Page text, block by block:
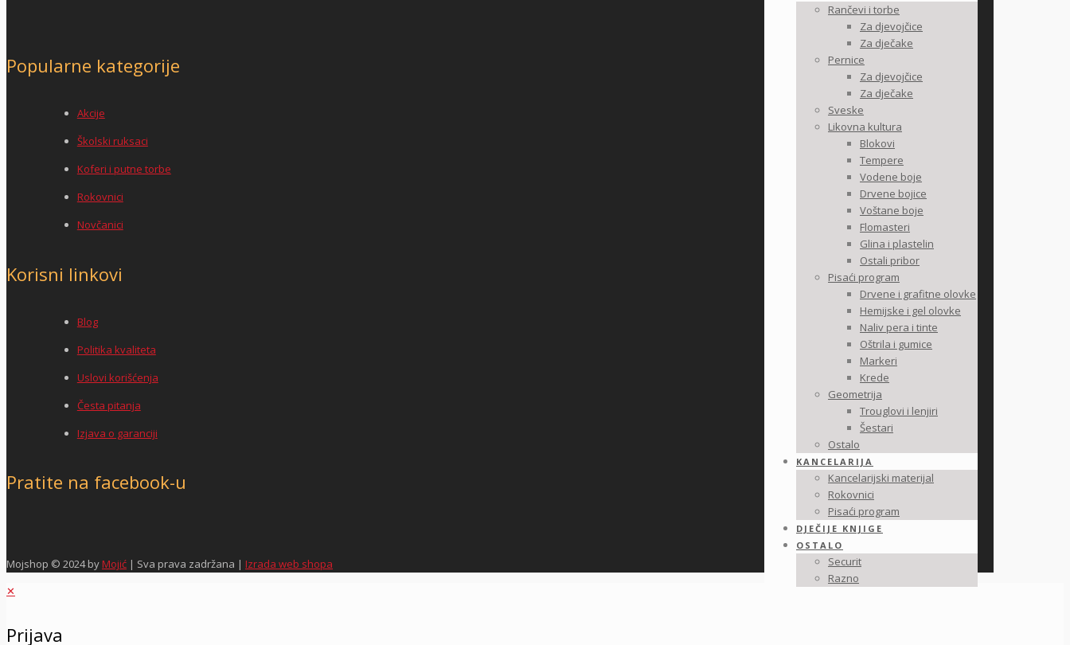
Rančevi i torbe
Za djevojčice
Za dječake
Pernice
Za djevojčice
Za dječake
Sveske
Likovna kultura
Blokovi
Tempere
Vodene boje
Drvene bojice
Voštane boje
Flomasteri
Glina i plastelin
Ostali pribor
Pisaći program
Drvene i grafitne olovke
Hemijske i gel olovke
Naliv pera i tinte
Oštrila i gumice
Markeri
Krede
Geometrija
Trouglovi i lenjiri
Šestari
Ostalo
KANCELARIJA
Kancelarijski materijal
Rokovnici
Pisaći program
DJEČIJE KNJIGE
OSTALO
Securit
Razno
Popularne kategorije
Akcije
Školski ruksaci
Koferi i putne torbe
Rokovnici
Novčanici
Korisni linkovi
Blog
Politika kvaliteta
Uslovi korišćenja
Česta pitanja
Izjava o garanciji
Pratite na facebook-u
Mojshop © 2024 byMojić | Sva prava zadržana | Izrada web shopa
✕
Prijava